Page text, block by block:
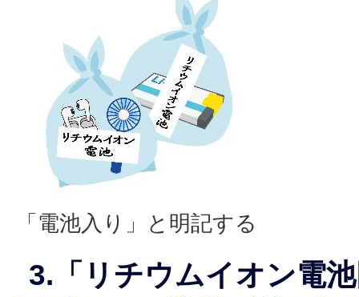
「電池入り」と明記する
3.「リチウムイオン電